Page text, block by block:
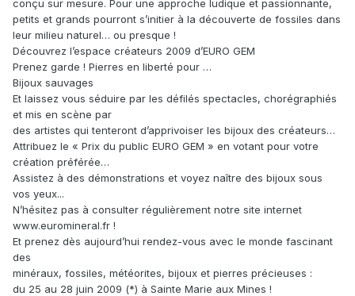
conçu sur mesure. Pour une approche ludique et passionnante,
petits et grands pourront s’initier à la découverte de fossiles dans
leur milieu naturel… ou presque !
Découvrez l’espace créateurs 2009 d’EURO GEM
Prenez garde ! Pierres en liberté pour …
Bijoux sauvages
Et laissez vous séduire par les défilés spectacles, chorégraphiés
et mis en scène par
des artistes qui tenteront d’apprivoiser les bijoux des créateurs…
Attribuez le « Prix du public EURO GEM » en votant pour votre
création préférée…
Assistez à des démonstrations et voyez naître des bijoux sous
vos yeux...
N’hésitez pas à consulter régulièrement notre site internet
www.euromineral.fr !
Et prenez dès aujourd’hui rendez-vous avec le monde fascinant
des
minéraux, fossiles, météorites, bijoux et pierres précieuses :
du 25 au 28 juin 2009 (*) à Sainte Marie aux Mines !